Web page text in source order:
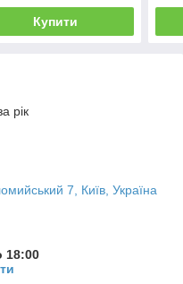
Купити
рік
7, Київ, Україна
18:00